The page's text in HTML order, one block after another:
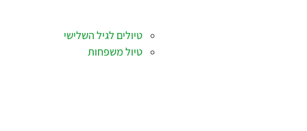
טיולים לגיל השלישי
טיול משפחות